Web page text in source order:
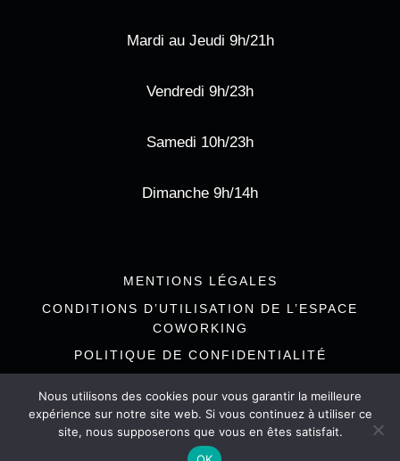
Mardi au Jeudi 9h/21h
Vendredi 9h/23h
Samedi 10h/23h
Dimanche 9h/14h
MENTIONS LÉGALES
CONDITIONS D’UTILISATION DE L’ESPACE
COWORKING
POLITIQUE DE CONFIDENTIALITÉ
© 2026 L'Estanquet de l'Olivier à l'Union
Nous utilisons des cookies pour vous garantir la meilleure
expérience sur notre site web. Si vous continuez à utiliser ce
site, nous supposerons que vous en êtes satisfait.